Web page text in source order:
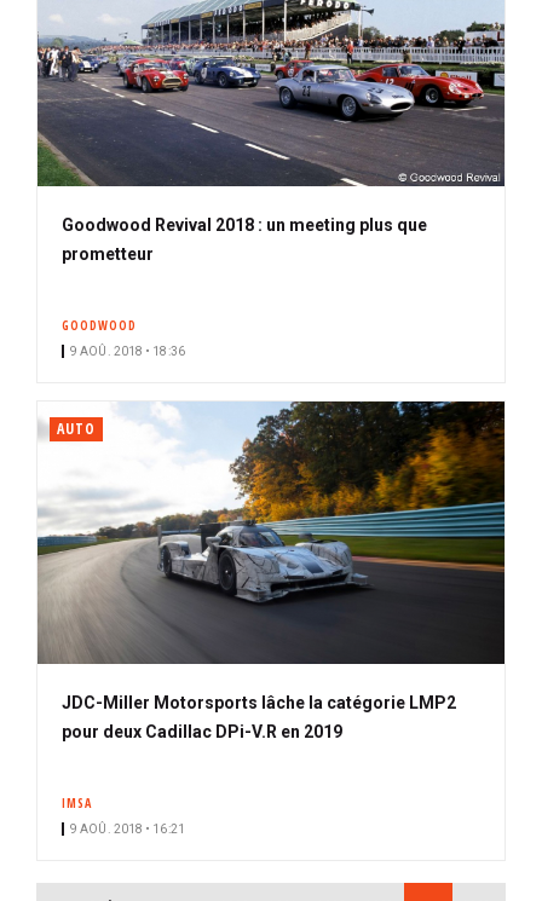
Goodwood Revival 2018 : un meeting plus que
prometteur
GOODWOOD
9 AOÛ. 2018 • 18:36
AUTO
JDC-Miller Motorsports lâche la catégorie LMP2
pour deux Cadillac DPi-V.R en 2019
IMSA
9 AOÛ. 2018 • 16:21